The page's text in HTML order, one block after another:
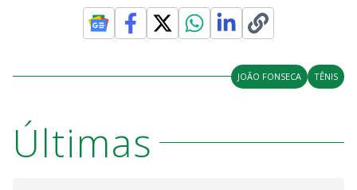
JOÃO FONSECA TÊNIS
Últimas